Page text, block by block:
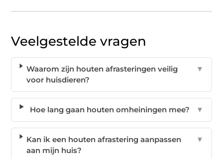
Veelgestelde vragen
Waarom zijn houten afrasteringen veilig
voor huisdieren?
▼
Hoe lang gaan houten omheiningen mee? ▼
Kan ik een houten afrastering aanpassen
aan mijn huis?
▼